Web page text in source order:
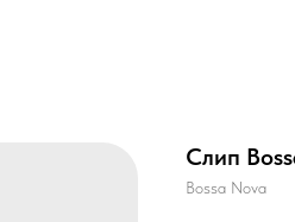
Слип
Bossa Nova